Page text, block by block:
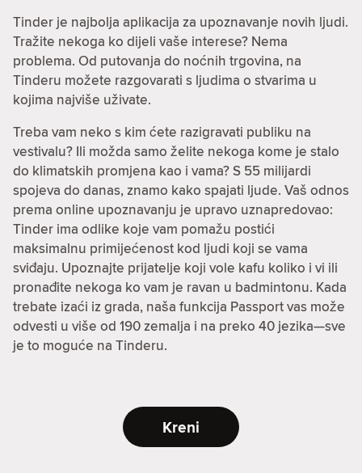
Tinder je najbolja aplikacija za upoznavanje novih ljudi.
Tražite nekoga ko dijeli vaše interese? Nema
problema. Od putovanja do noćnih trgovina, na
Tinderu možete razgovarati s ljudima o stvarima u
kojima najviše uživate.
Treba vam neko s kim ćete razigravati publiku na
vestivalu? Ili možda samo želite nekoga kome je stalo
do klimatskih promjena kao i vama? S 55 milijardi
spojeva do danas, znamo kako spajati ljude. Vaš odnos
prema online upoznavanju je upravo uznapredovao:
Tinder ima odlike koje vam pomažu postići
maksimalnu primijećenost kod ljudi koji se vama
sviđaju. Upoznajte prijatelje koji vole kafu koliko i vi ili
pronađite nekoga ko vam je ravan u badmintonu. Kada
trebate izaći iz grada, naša funkcija Passport vas može
odvesti u više od 190 zemalja i na preko 40 jezika—sve
je to moguće na Tinderu.
Kreni